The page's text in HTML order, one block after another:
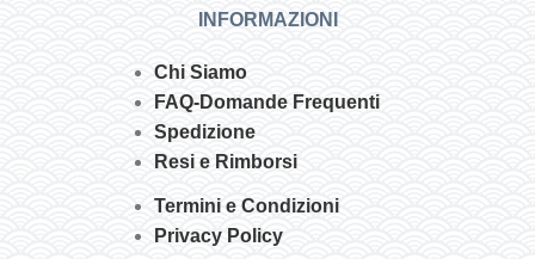
INFORMAZIONI
Chi Siamo
FAQ-Domande Frequenti
Spedizione
Resi e Rimborsi
Termini e Condizioni
Privacy Policy